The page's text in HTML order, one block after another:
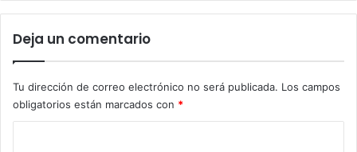
Deja un comentario
Tu dirección de correo electrónico no será publicada. Los campos
obligatorios están marcados con *